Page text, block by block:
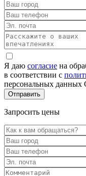
Я даю согласие на
в соответствии с
персональных данных
Запросить цены